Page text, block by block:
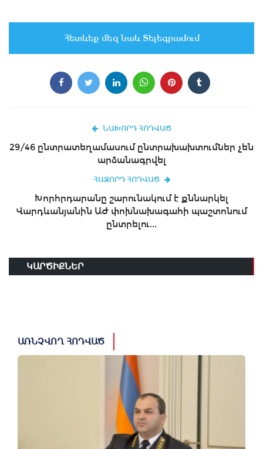
Հետևեք մեզ նաև Տելեգրամում
ՆԱԽՈՐԴ ՀՈԴՎԱԾ
29/46 ընտրատեղամասում ընտրախախտումներ չեն
արձանագրվել
ՀԱՋՈՐԴ ՀՈԴՎԱԾ
Խորհրդարանը շարունակում է քննարկել
Վարդևանյանին ԱԺ փոխնախագահի պաշտոնում
ընտրելու...
ԿԱՐԾԻՔՆԵՐ
ԱՌՆՉՎՈՂ ՀՈԴՎԱԾ